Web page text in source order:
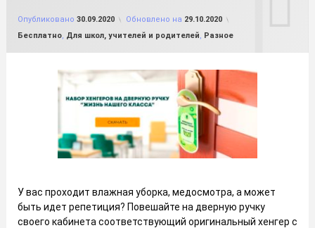
Опубликовано 30.09.2020 Обновлено на 29.10.2020
Рубрики:
Бесплатно, Для школ, учителей и родителей, Разное
У вас проходит влажная уборка, медосмотра, а может
быть идет репетиция? Повешайте на дверную ручку
своего кабинета соответствующий оригинальный хенгер с